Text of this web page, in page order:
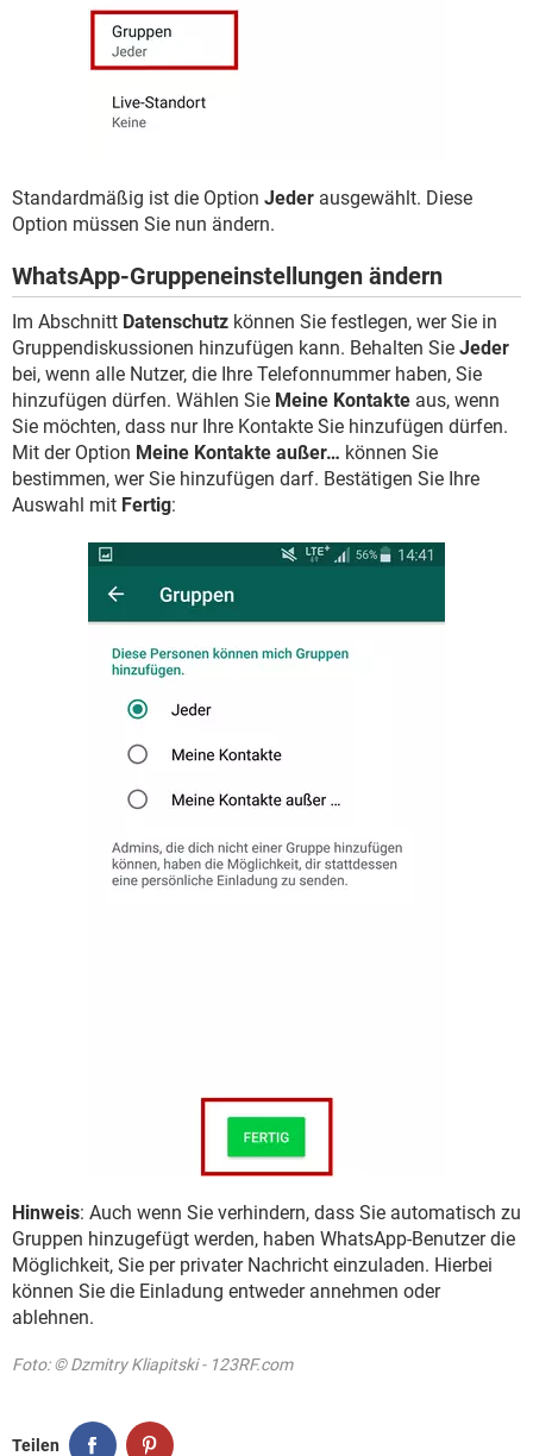
Standardmäßig ist die Option Jeder ausgewählt. Diese
Option müssen Sie nun ändern.
WhatsApp-Gruppeneinstellungen ändern
Im Abschnitt Datenschutz können Sie festlegen, wer Sie in
Gruppendiskussionen hinzufügen kann. Behalten Sie Jeder
bei, wenn alle Nutzer, die Ihre Telefonnummer haben, Sie
hinzufügen dürfen. Wählen Sie Meine Kontakte aus, wenn
Sie möchten, dass nur Ihre Kontakte Sie hinzufügen dürfen.
Mit der Option Meine Kontakte außer… können Sie
bestimmen, wer Sie hinzufügen darf. Bestätigen Sie Ihre
Auswahl mit Fertig:
Hinweis: Auch wenn Sie verhindern, dass Sie automatisch zu
Gruppen hinzugefügt werden, haben WhatsApp-Benutzer die
Möglichkeit, Sie per privater Nachricht einzuladen. Hierbei
können Sie die Einladung entweder annehmen oder
ablehnen.
Foto: © Dzmitry Kliapitski - 123RF.com
Teilen